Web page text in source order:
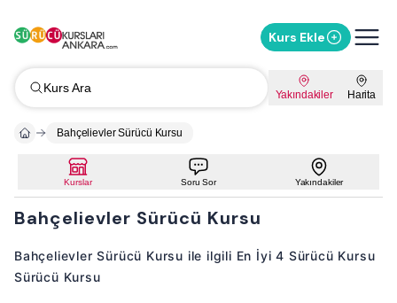
Kurs Ekle
Kurs Ara Yakındakiler Harita
Bahçelievler Sürücü Kursu
Kurslar Soru Sor Yakındakiler
Bahçelievler Sürücü Kursu
Bahçelievler Sürücü Kursu ile ilgili En İyi 4 Sürücü Kursu
Sürücü Kursu